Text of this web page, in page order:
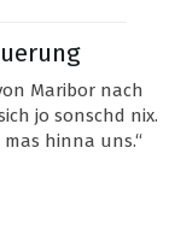
Maribor nach
jo sonschd nix.
hinna uns.“